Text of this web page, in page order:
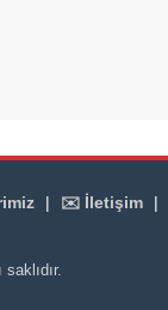
| ✉️ İletişim |